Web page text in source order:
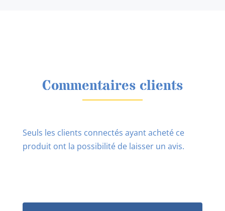
Commentaires clients
Seuls les clients connectés ayant acheté ce
produit ont la possibilité de laisser un avis.